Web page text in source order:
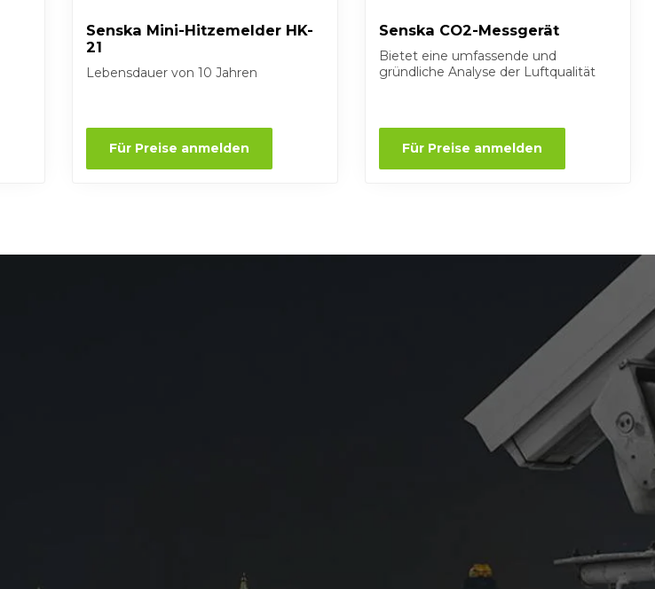
Senska Mini-Hitzemelder HK-
21
Lebensdauer von 10 Jahren
Für Preise anmelden
Senska CO2-Messgerät
Bietet eine umfassende und
gründliche Analyse der Luftqualität
Für Preise anmelden